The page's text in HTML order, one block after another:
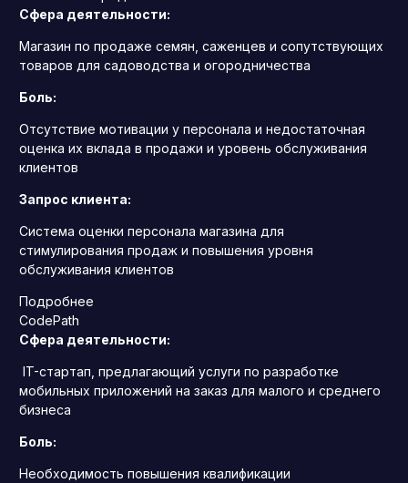
Сфера деятельности:
Магазин по продаже семян, саженцев и сопутствующих
товаров для садоводства и огородничества
Боль:
Отсутствие мотивации у персонала и недостаточная
оценка их вклада в продажи и уровень обслуживания
клиентов
Запрос клиента:
Система оценки персонала магазина для
стимулирования продаж и повышения уровня
обслуживания клиентов
Подробнее
CodePath
Сфера деятельности:
IT-стартап, предлагающий услуги по разработке
мобильных приложений на заказ для малого и среднего
бизнеса
Боль:
Необходимость повышения квалификации